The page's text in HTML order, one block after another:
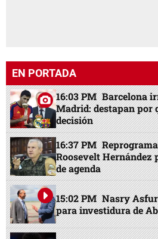
EN PORTADA
16:03 PM Barcelona
Madrid: destapan por
decisión
16:37 PM
Roosevelt
de agenda
15:02 PM Nasry
para investidura de